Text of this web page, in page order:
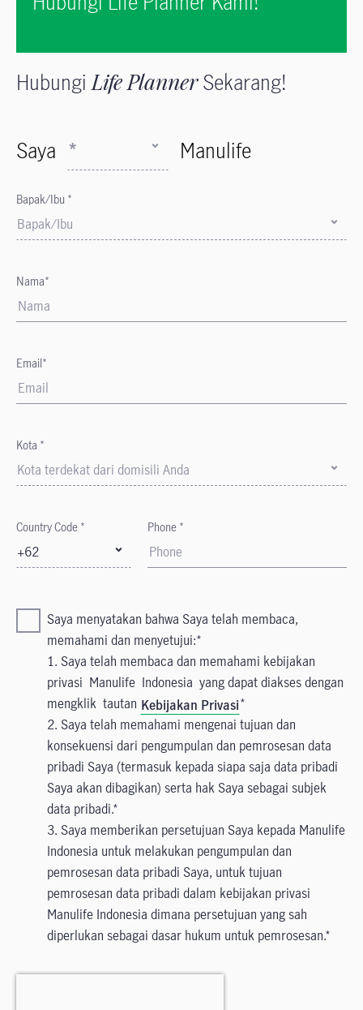
HubungiLife PlannerSekarang!
Saya * Manulife
Bapak/Ibu *
Bapak/Ibu
Nama*
Email*
Kota *
Kota terdekat dari domisili Anda
Country Code *
+62
Phone *
Saya menyatakan bahwa Saya telah membaca,
memahami dan menyetujui:
1. Saya telah membaca dan memahami kebijakan
privasi Manulife Indonesia yang dapat diakses dengan
mengklik tautan Kebijakan Privasi
2. Saya telah memahami mengenai tujuan dan
konsekuensi dari pengumpulan dan pemrosesan data
pribadi Saya (termasuk kepada siapa saja data pribadi
Saya akan dibagikan) serta hak Saya sebagai subjek
data pribadi.
3. Saya memberikan persetujuan Saya kepada Manulife
Indonesia untuk melakukan pengumpulan dan
pemrosesan data pribadi Saya, untuk tujuan
pemrosesan data pribadi dalam kebijakan privasi
Manulife Indonesia dimana persetujuan yang sah
diperlukan sebagai dasar hukum untuk pemrosesan.